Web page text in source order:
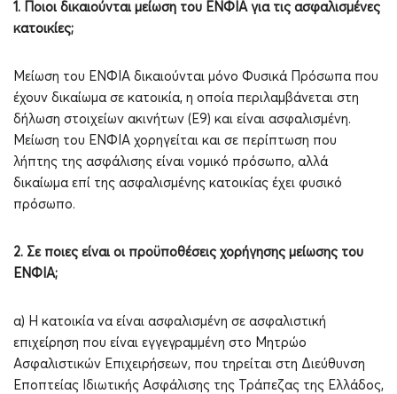
1. Ποιοι δικαιούνται μείωση του ΕΝΦΙΑ για τις ασφαλισμένες
κατοικίες;
Μείωση του ΕΝΦΙΑ δικαιούνται μόνο Φυσικά Πρόσωπα που
έχουν δικαίωμα σε κατοικία, η οποία περιλαμβάνεται στη
δήλωση στοιχείων ακινήτων (Ε9) και είναι ασφαλισμένη.
Μείωση του ΕΝΦΙΑ χορηγείται και σε περίπτωση που
λήπτης της ασφάλισης είναι νομικό πρόσωπο, αλλά
δικαίωμα επί της ασφαλισμένης κατοικίας έχει φυσικό
πρόσωπο.
2. Σε ποιες είναι οι προϋποθέσεις χορήγησης μείωσης του
ΕΝΦΙΑ;
α) Η κατοικία να είναι ασφαλισμένη σε ασφαλιστική
επιχείρηση που είναι εγγεγραμμένη στο Μητρώο
Ασφαλιστικών Επιχειρήσεων, που τηρείται στη Διεύθυνση
Εποπτείας Ιδιωτικής Ασφάλισης της Τράπεζας της Ελλάδος,